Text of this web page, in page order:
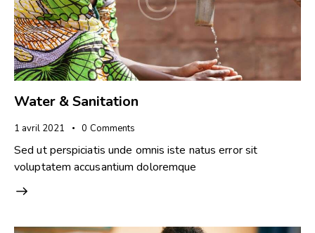
Water & Sanitation
1 avril 2021 0 Comments
Sed ut perspiciatis unde omnis iste natus error sit
voluptatem accusantium doloremque